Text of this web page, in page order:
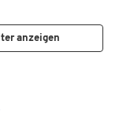
anzeigen